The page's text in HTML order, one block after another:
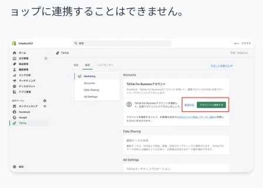
ョップに連携することはできません。